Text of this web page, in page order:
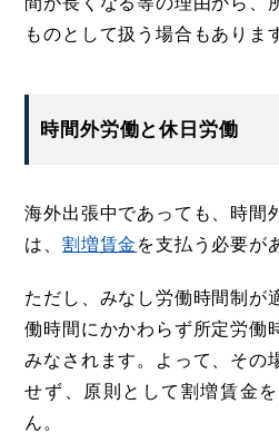
ものとして扱う場合もありま
時間外労働と休日労働
海外出張中であっても、時間
は、 割増賃金 を支払う必要が
ただし、みなし労働時間制が
働時間にかかわらず所定労働
みなされます。よって、その
せず、原則として割増賃金
ん。